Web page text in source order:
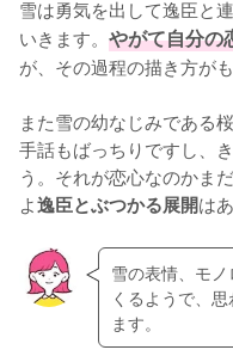
雪は勇気を出して逸臣と
いきます。 やがて自分の
が、その過程の描き方が
また雪の幼なじみである
手話もばっちりですし、
う。それが恋心なのかま
よ逸臣とぶつかる展開は
雪の表情、モ
くるようで、
ます。